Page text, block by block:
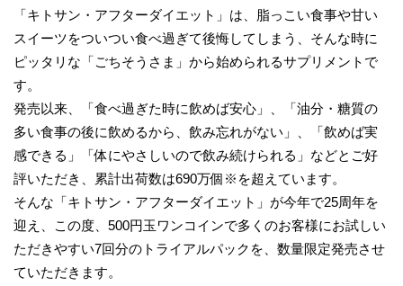
「キトサン・アフターダイエット」は、脂っこい食事や甘い
スイーツをついつい食べ過ぎて後悔してしまう、そんな時に
ピッタリな「ごちそうさま」から始められるサプリメントで
す。
発売以来、「食べ過ぎた時に飲めば安心」、「油分・糖質の
多い食事の後に飲めるから、飲み忘れがない」、「飲めば実
感できる」「体にやさしいので飲み続けられる」などとご好
評いただき、累計出荷数は690万個※を超えています。
そんな「キトサン・アフターダイエット」が今年で25周年を
迎え、この度、500円玉ワンコインで多くのお客様にお試しい
ただきやすい7回分のトライアルパックを、数量限定発売させ
ていただきます。